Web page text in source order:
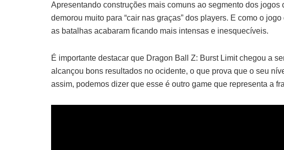
Apresentando construções mais comuns ao segmento dos
demorou muito para “cair nas graças” dos players. E como o
as batalhas acabaram ficando mais intensas e inesquecíveis.
É importante destacar que Dragon Ball Z: Burst Limit chegou a
alcançou bons resultados no ocidente, o que prova que o seu
assim, podemos dizer que esse é outro game que representa a